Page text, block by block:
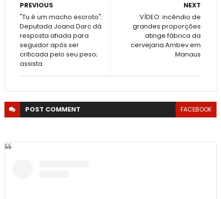
NEXT
VÍDEO: incêndio de
grandes proporções
atinge fábrica da
cervejaria Ambev em
Manaus
PREVIOUS
"Tu é um macho escroto":
Deputada Joana Darc dá
resposta afiada para
seguidor após ser
criticada pelo seu peso;
assista
POST COMMENT FACEBOOK